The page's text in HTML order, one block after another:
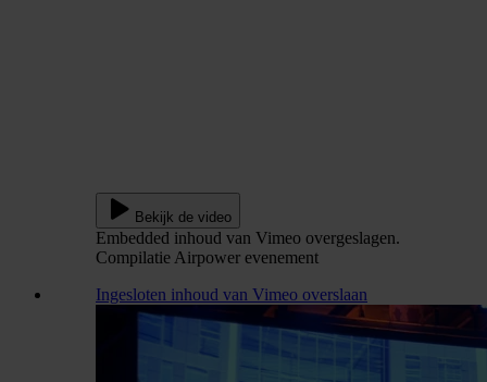
Bekijk de video
Embedded inhoud van Vimeo overgeslagen.
Compilatie Airpower evenement
Ingesloten inhoud van Vimeo overslaan